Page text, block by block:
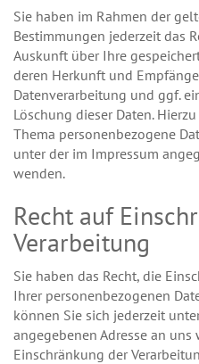
Sie haben im Rahmen der
Bestimmungen jederzeit das
Auskunft über Ihre
deren Herkunft und
Datenverarbeitung und ggf.
Löschung dieser Daten.
Thema personenbezogene
unter der im Impressum
wenden.
Recht auf
Verarbeitung
Sie haben das Recht, die
Ihrer personenbezogenen
können Sie sich jederzeit
angegebenen Adresse an uns
Einschränkung der